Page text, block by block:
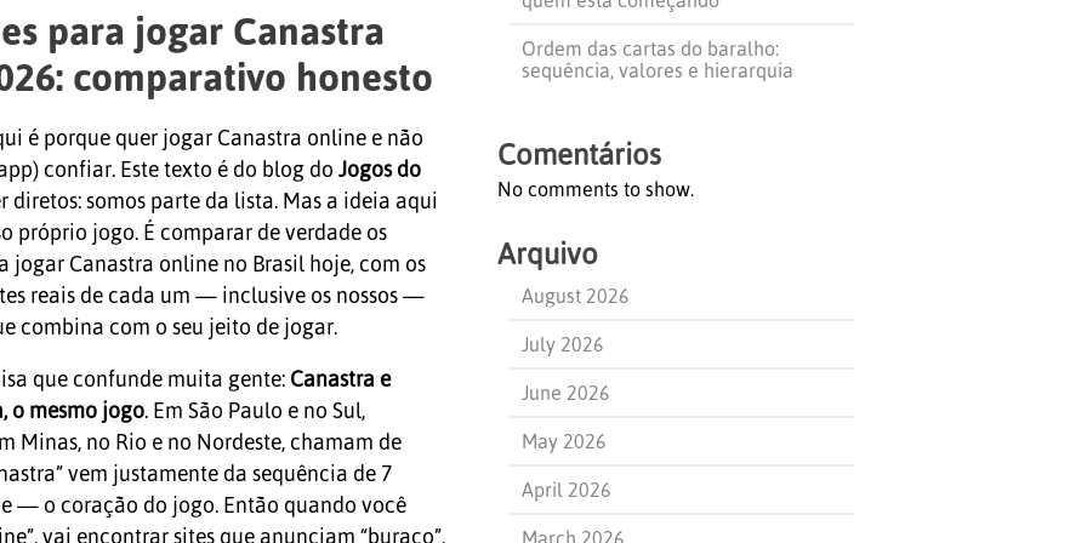
para jogar Canastra
comparativo honesto
é porque quer jogar Canastra online e não
confiar. Este texto é do blog do Jogos do
somos parte da lista. Mas a ideia aqui
próprio jogo. É comparar de verdade os
jogar Canastra online no Brasil hoje, com os
reais de cada um — inclusive os nossos —
combina com o seu jeito de jogar.
que confunde muita gente: Canastra e
o mesmo jogo. Em São Paulo e no Sul,
Minas, no Rio e no Nordeste, chamam de
vem justamente da sequência de 7
— o coração do jogo. Então quando você
vai encontrar sites que anunciam “buraco”,
Ordem das cartas do baralho:
sequência, valores e hierarquia
Comentários
No comments to show.
Arquivo
August 2026
July 2026
June 2026
May 2026
April 2026
March 2026